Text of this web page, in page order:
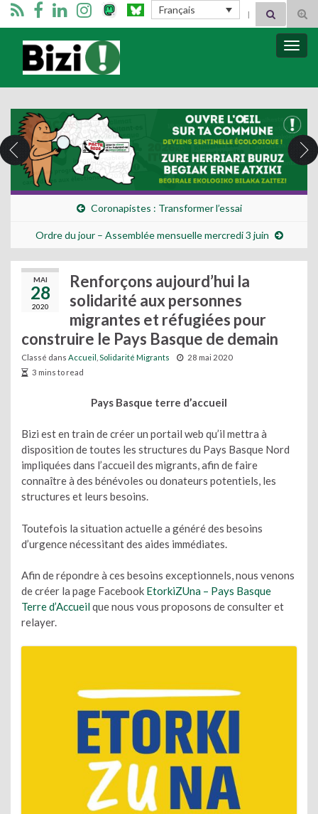
Français Search for:
Bizimugi
Coronapistes : Transformer l’essai
Ordre du jour – Assemblée mensuelle mercredi 3 juin
MAI
28
2020
Renforçons aujourd’hui la
solidarité aux personnes
migrantes et réfugiées pour
construire le Pays Basque de demain
Classé dans Accueil Solidarité Migrants
28 mai 2020
3 mins to read
Pays Basque terre d’accueil
Bizi est en train de créer un portail web qu’il mettra à
disposition de toutes les structures du Pays Basque Nord
impliquées dans l’accueil des migrants, afin de faire
connaître à des bénévoles ou donateurs potentiels, les
structures et leurs besoins.
Toutefois la situation actuelle a généré des besoins
d’urgence nécessitant des aides immédiates.
Afin de répondre à ces besoins exceptionnels, nous venons
de créer la page Facebook EtorkiZUna – Pays Basque
Terre d’Accueilque nous vous proposons de consulter et
relayer.